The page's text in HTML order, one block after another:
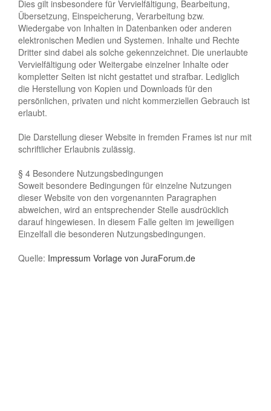
Dies gilt insbesondere für Vervielfältigung, Bearbeitung,
Übersetzung, Einspeicherung, Verarbeitung bzw.
Wiedergabe von Inhalten in Datenbanken oder anderen
elektronischen Medien und Systemen. Inhalte und Rechte
Dritter sind dabei als solche gekennzeichnet. Die unerlaubte
Vervielfältigung oder Weitergabe einzelner Inhalte oder
kompletter Seiten ist nicht gestattet und strafbar. Lediglich
die Herstellung von Kopien und Downloads für den
persönlichen, privaten und nicht kommerziellen Gebrauch ist
erlaubt.
Die Darstellung dieser Website in fremden Frames ist nur mit
schriftlicher Erlaubnis zulässig.
§ 4 Besondere Nutzungsbedingungen
Soweit besondere Bedingungen für einzelne Nutzungen
dieser Website von den vorgenannten Paragraphen
abweichen, wird an entsprechender Stelle ausdrücklich
darauf hingewiesen. In diesem Falle gelten im jeweiligen
Einzelfall die besonderen Nutzungsbedingungen.
Quelle: Impressum Vorlage von JuraForum.de